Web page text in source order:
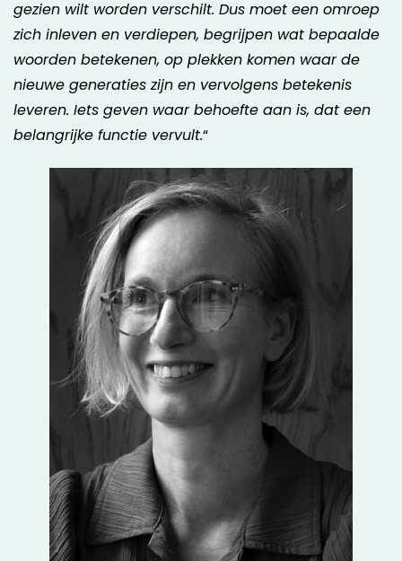
gezien wilt worden verschilt. Dus moet een omroep
zich inleven en verdiepen, begrijpen wat bepaalde
woorden betekenen, op plekken komen waar de
nieuwe generaties zijn en vervolgens betekenis
leveren. Iets geven waar behoefte aan is, dat een
belangrijke functie vervult.“